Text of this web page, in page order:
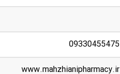
09330455475
www.mahzhianipharmacy.ir